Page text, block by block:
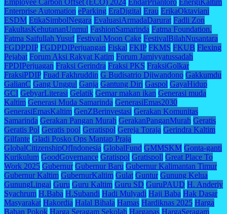
Enterprise Automation eParking EraDigital Erau ErikaOktaviani
ESDM EtikaSimbolNegara EvaluasiArmadaDarurat Fadli Zon
FakultasKehutananUnmul FashionSamarinda Fatma Foundation.
Fatma Saifullah Yusuf Festival Moon Cake FestivalBilahNusantara
FGDPDIP FGDPDIPerjuangan Fiskal FKIP FKMS FKUB Flexing
Pejabat Forum Aksi Rakyat Katim Forum Jamiyyatussadah
FPDIPerjuagan Fraksi Gerindra Fraksi PKS FraksiGolkar
FraksiPDIP Fuad Fakhruddin G Budisatrio Djiwandono Gakkumdu
GalianC Gang Unggul Ganja Gantung Diri Gaspol GayaHidup
GCI GebyarLiterasi Gelatik Gemar makan ikan Generasi muda
Kaltim Generasi Muda Samarinda GenerasiEmas2030
GenerasiEmasKaltim GenZBerinvestasi Gerakan Komunitas
Samarinda Gerakan Pangan Murah GerakanPanganMurah Geratis
Geratis Pol Geratis pool Geratispol Gereja Toraja Gerindra Kaltim
Gilfante Gladi Posko Ops Mantap Praja
GlobalCitizenshipOfIndonesia GlobalFund GMMSKM Gonta-ganti
Kurikulum GoodGovernance Gratispol Gratispoll Great Place To
Work 2025 Gubernur Gubernur Baru Gubernur Kalimantan Timur
Gubernur Kaltim GubernurKaltim Gulat Guntur Gunung Kelua
GunungLingai Guru Guru Kaltim Guru SD GuruPAUD H. Anderiy
Syachrum H.Baba H.Subandi Hadi Mulyadi Haji Baba Hak Dasar
Masyarakat Hakordia Halal Bihala Hamas Hardiknas 2025 Harga
Bahan Pokok Harga Seragam Sekolah Harganas HargaSeragam